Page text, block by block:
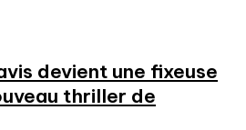
devient une fixeuse
thriller de